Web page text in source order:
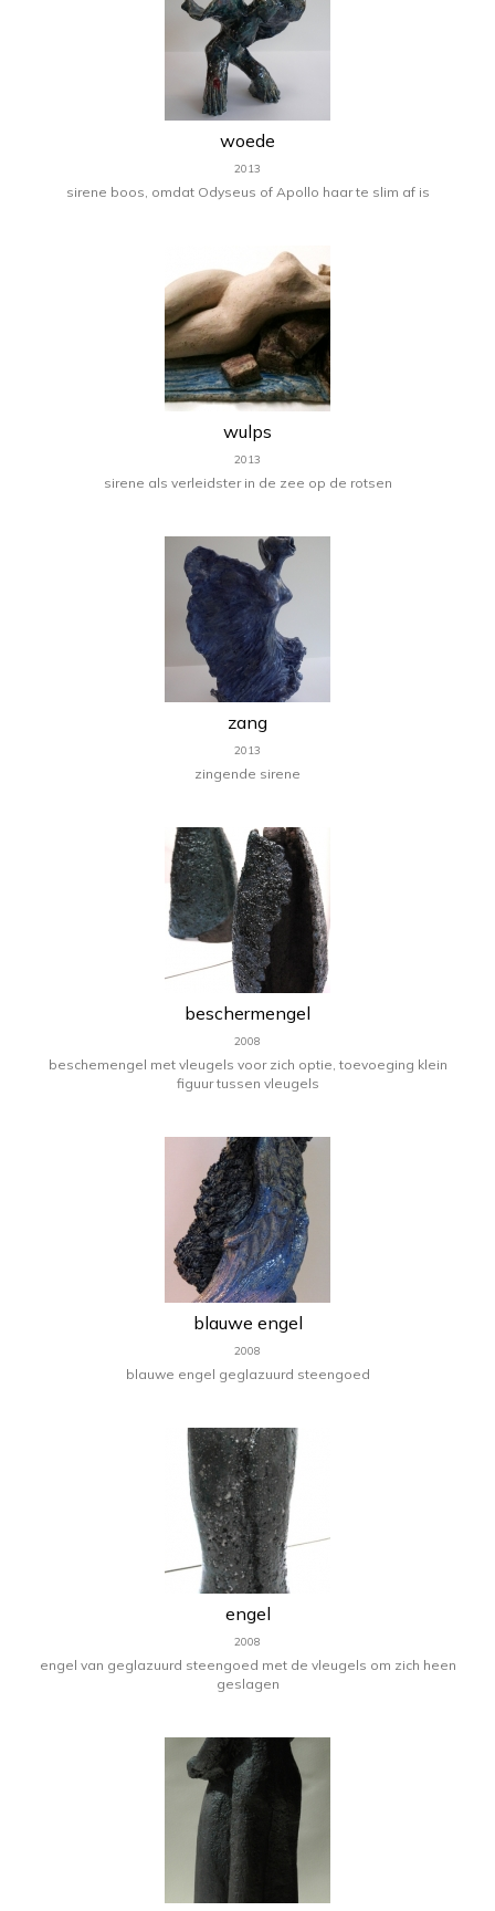
woede
2013
sirene boos, omdat Odyseus of Apollo haar te slim af is
wulps
2013
sirene als verleidster in de zee op de rotsen
zang
2013
zingende sirene
beschermengel
2008
beschemengel met vleugels voor zich optie, toevoeging klein
figuur tussen vleugels
blauwe engel
2008
blauwe engel geglazuurd steengoed
engel
2008
engel van geglazuurd steengoed met de vleugels om zich heen
geslagen